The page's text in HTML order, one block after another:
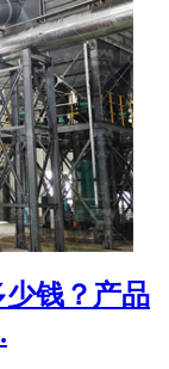
钱？产品